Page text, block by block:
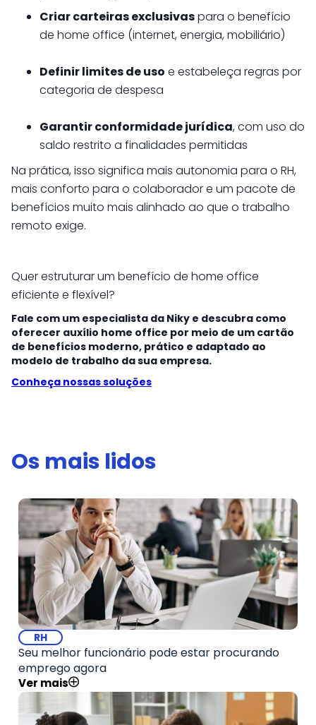
Criar carteiras exclusivaspara o benefício
de home office (internet, energia, mobiliário)
Definir limites de uso e estabeleça regras por
categoria de despesa
Garantir conformidade jurídica, com uso do
saldo restrito a finalidades permitidas
Na prática, isso significa mais autonomia para o RH,
mais conforto para o colaborador e um pacote de
benefícios muito mais alinhado ao que o trabalho
remoto exige.
Quer estruturar um benefício de home office
eficiente e flexível?
Fale com um especialista da Niky e descubra como
oferecer auxílio home office por meio de um cartão
de benefícios moderno, prático e adaptado ao
modelo de trabalho da sua empresa.
Conheça nossas soluções
Os mais lidos
RH
Seu melhor funcionário pode estar procurando
emprego agora
Ver mais